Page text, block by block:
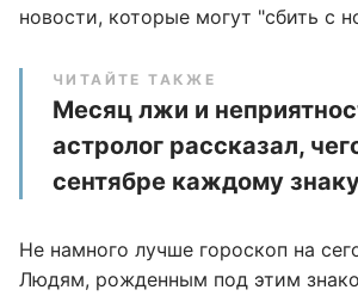
новости, которые могут "сбить с
ЧИТАЙТЕ ТАКЖЕ
Месяц лжи и
астролог рассказал,
сентябре каждому
Не намного лучше гороскоп на
Людям, рожденным под этим